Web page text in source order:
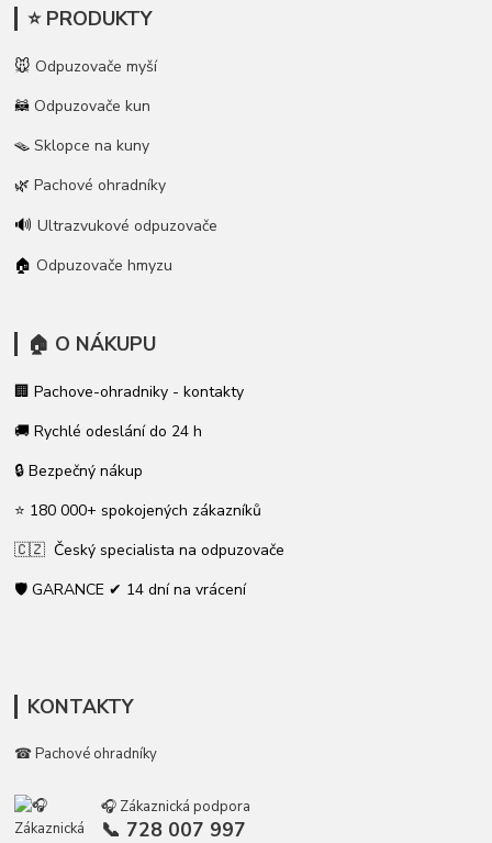
⭐ PRODUKTY
🐭Odpuzovače myší
🦝Odpuzovače kun
🪤Sklopce na kuny
🌿Pachové ohradníky
🔊Ultrazvukové odpuzovače
🏠Odpuzovače hmyzu
🏠 O NÁKUPU
🏢 Pachove-ohradniky - kontakty
🚚 Rychlé odeslání do 24 h
🔒 Bezpečný nákup
⭐ 180 000+ spokojených zákazníků
🇨🇿 Český specialista na odpuzovače
🛡️ GARANCE ✔ 14 dní na vrácení
KONTAKTY
☎ Pachové ohradníky
🎧 Zákaznická podpora
📞 728 007 997